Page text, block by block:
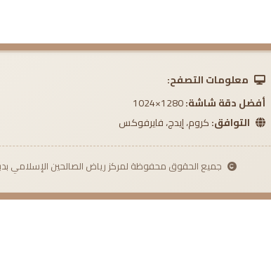
معلومات التصفح:
أفضل دقة شاشة:1280×1024
التوافق:كروم، إيدج، فايرفوكس
جميع الحقوق محفوظة لمركز رياض الصالحين الإسلامي